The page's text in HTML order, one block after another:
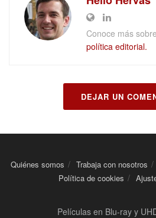
Conoce más sobre
política editorial.
DEJAR UN
Quiénes somos Trabaja con nosotros
Política de cookies
Películas en Blu-ray y